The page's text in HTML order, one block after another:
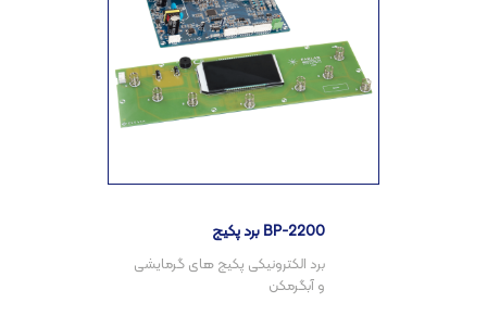
برد پکیج BP-2200
برد الکترونیکی پکیج های گرمایشی